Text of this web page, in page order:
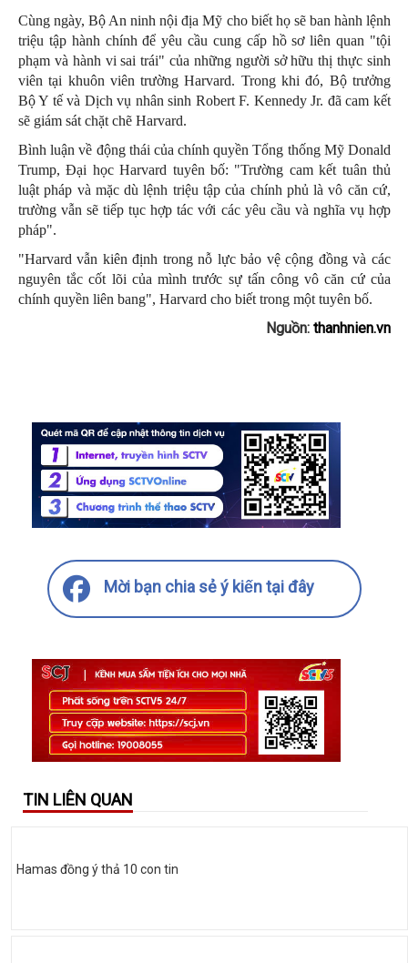
Cùng ngày, Bộ An ninh nội địa Mỹ cho biết họ sẽ ban hành lệnh
triệu tập hành chính để yêu cầu cung cấp hồ sơ liên quan "tội
phạm và hành vi sai trái" của những người sở hữu thị thực sinh
viên tại khuôn viên trường Harvard. Trong khi đó, Bộ trưởng
Bộ Y tế và Dịch vụ nhân sinh Robert F. Kennedy Jr. đã cam kết
sẽ giám sát chặt chẽ Harvard.
Bình luận về động thái của chính quyền Tổng thống Mỹ Donald
Trump, Đại học Harvard tuyên bố: "Trường cam kết tuân thủ
luật pháp và mặc dù lệnh triệu tập của chính phủ là vô căn cứ,
trường vẫn sẽ tiếp tục hợp tác với các yêu cầu và nghĩa vụ hợp
pháp".
"Harvard vẫn kiên định trong nỗ lực bảo vệ cộng đồng và các
nguyên tắc cốt lõi của mình trước sự tấn công vô căn cứ của
chính quyền liên bang", Harvard cho biết trong một tuyên bố.
Nguồn: thanhnien.vn
Mời bạn chia sẻ ý kiến tại đây
TIN LIÊN QUAN
Hamas đồng ý thả 10 con tin